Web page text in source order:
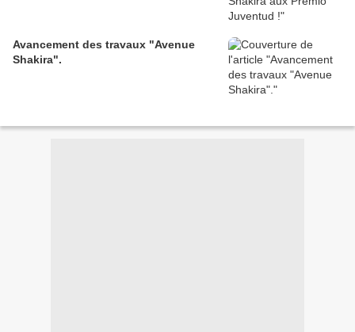
Avancement des travaux "Avenue
Shakira".